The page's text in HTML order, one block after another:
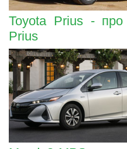
Toyota Prius - про
Prius